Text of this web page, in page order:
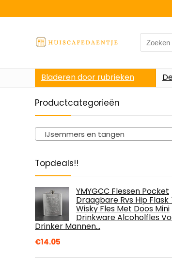
Search
for:
Bladeren door rubrieken
Productcategorieën
IJsemmers en tangen
Topdeals!!
YMYGCC Flessen Pocket
Draagbare Rvs Hip Flask
Wisky Fles Met Doos Mini
Drinkware Alcoholfles
Drinker Mannen…
€14.05